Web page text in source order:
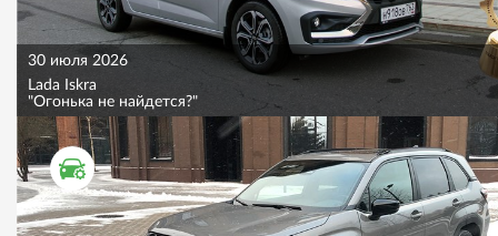
30 июля 2026
Lada Iskra
"Огонька не найдется?"
ТЕСТ ДРАЙВ